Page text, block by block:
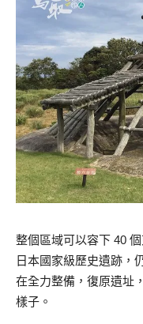
整個區域可以容下 40
日本國家級歷史遺跡，
在全力整備，復原遺址
樣子。